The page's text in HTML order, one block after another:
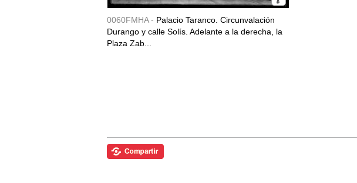
0060FMHA - Palacio Taranco. Circunvalación
Durango y calle Solís. Adelante a la derecha, la
Plaza Zab...